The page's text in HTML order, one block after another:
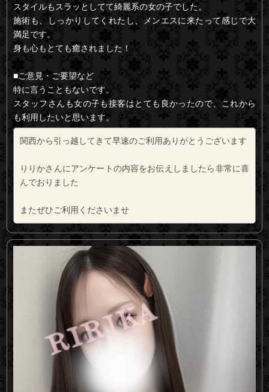
スタイルもスラッとしてて綺麗系の女の子でした。
施術も、しっかりしてくれたし、メンエスに来たって感じで大
満足です。
身も心もとても癒されました！
■ご意見・ご要望など
特に言うこともないです。
スタッフさんも女の子も接客はとても良かったので、これから
も利用したいと思います。
関西から引っ越してきて早速のご利用ありがとうございます
りりかさんにアンケートの内容をお伝えしましたら非常に喜
んでおりました
またぜひご利用くださいませ